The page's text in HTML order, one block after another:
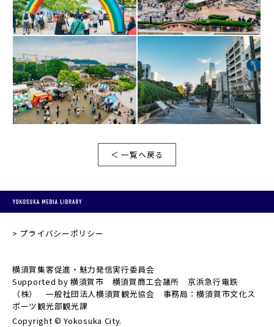
＜ 一覧へ戻る
プライバシーポリシー
横須賀集客促進・魅力発信実行委員会
Supported by 横須賀市 横須賀商工会議所 京浜急行電鉄
（株） 一般社団法人横須賀観光協会 事務局：横須賀市文化ス
ポーツ観光部観光課
Copyright © Yokosuka City.